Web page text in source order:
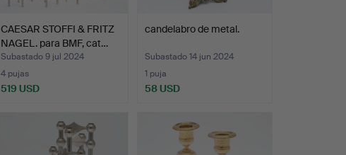
CAESAR STOFFI & FRITZ
NAGEL. para BMF, cat…
Subastado 9 jul 2024
4 pujas
519 USD
candelabro de metal.
Subastado 14 jun 2024
1 puja
58 USD